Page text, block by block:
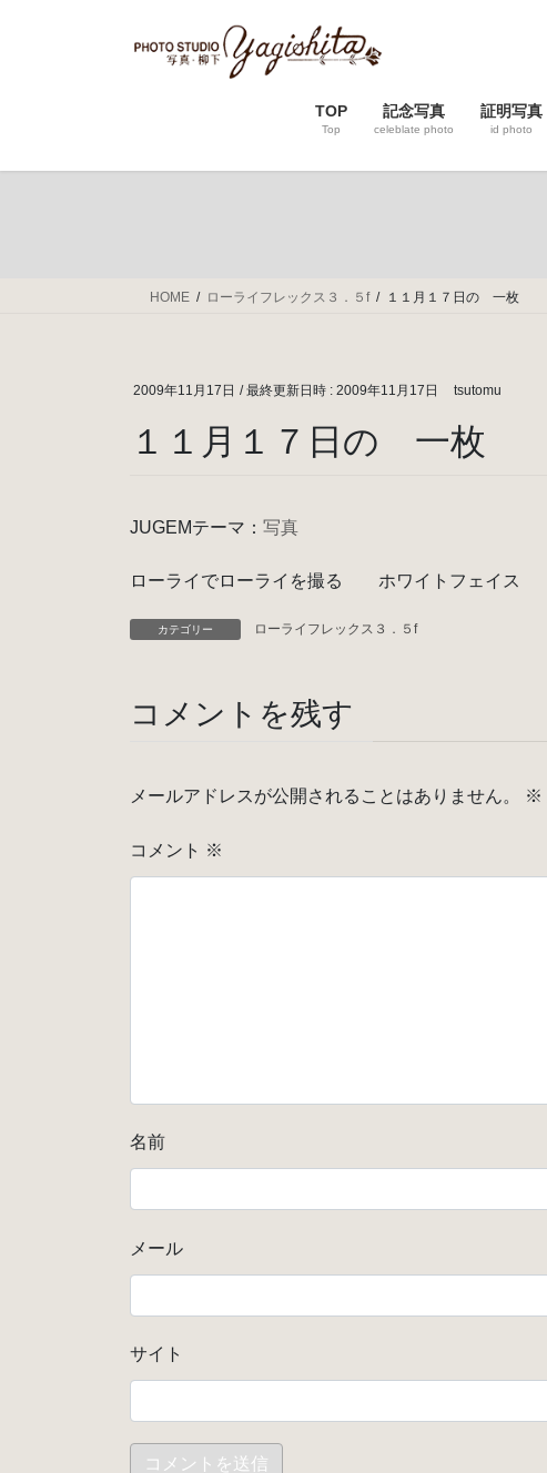
ス
ン
TOP
Top
記念写真
celeblate photo
証明写真
id photo
HOME ローライフレックス３．５f １１月１７日の 一枚
2009年11月17日 / 最終更新日時 : 2009年11月17日 tsutomu
１１月１７日の 一枚
JUGEMテーマ： 写真
ローライでローライを撮る ホワイトフェイス
カテゴリー ローライフレックス３．５f
コメントを残す
メールアドレスが公開されることはありません。 ※
コメント ※
名前
メール
サイト